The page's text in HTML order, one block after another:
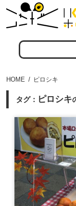
HOME ピロシキ
タグ： ピロシキ